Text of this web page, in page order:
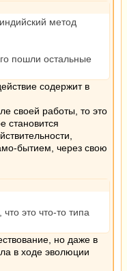
метод
пошли остальные
содержит в
своей работы, то это
становится
бытием, через свою
это что-то типа
но даже в
в ходе эволюции